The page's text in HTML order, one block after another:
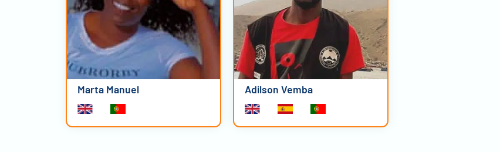
Marta Manuel Adilson Vemba